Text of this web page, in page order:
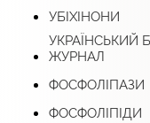
УБІХІНОНИ
УКРАЇНСЬКИЙ
ЖУРНАЛ
ФОСФОЛІПАЗИ
ФОСФОЛІПІДИ